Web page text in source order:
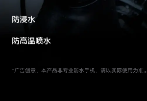
防浸水
防高温喷水
*广告创意，本产品非专业防水手机，请以实际使用为准。